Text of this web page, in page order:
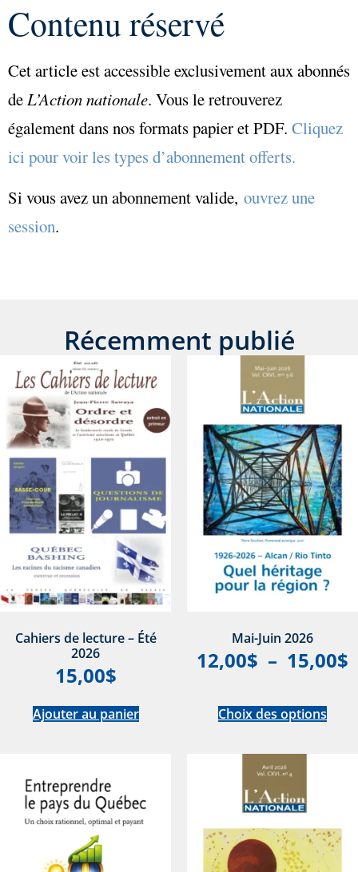
Contenu réservé
Cet article est accessible exclusivement aux abonnés
deL’Action nationale. Vous le retrouverez
également dans nos formats papier et PDF. Cliquez
ici pour voir les types d’abonnement offerts.
Si vous avez un abonnement valide, ouvrez une
session.
Récemment publié
Cahiers de lecture – Été
2026
15,00$
Ajouter au panier
Mai-Juin 2026
12,00$ – 15,00$
Choix des options